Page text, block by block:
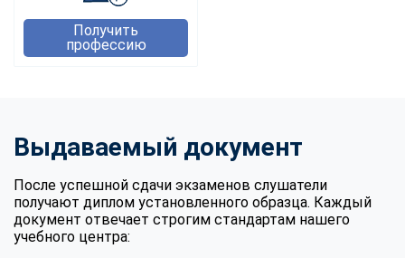
Получить
профессию
Выдаваемый документ
После успешной сдачи экзаменов слушатели
получают диплом установленного образца. Каждый
документ отвечает строгим стандартам нашего
учебного центра: